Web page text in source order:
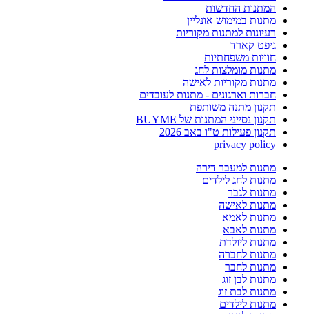
המתנות החדשות
מתנות במימוש אונליין
רעיונות למתנות מקוריות
גיפט קארד
חוויות משפחתיות
מתנות מומלצות לחג
מתנות מקוריות לאישה
חברות וארגונים - מתנות לעובדים
תקנון מתנה משותפת
תקנון נסייני המתנות של BUYME
תקנון פעילות ט"ו באב 2026
privacy policy
מתנות למעבר דירה
מתנות לחג לילדים
מתנות לגבר
מתנות לאישה
מתנות לאמא
מתנות לאבא
מתנות ליולדת
מתנות לחברה
מתנות לחבר
מתנות לבן זוג
מתנות לבת זוג
מתנות לילדים